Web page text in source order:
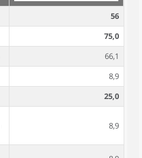
56
75,0
66,1
8,9
25,0
8,9